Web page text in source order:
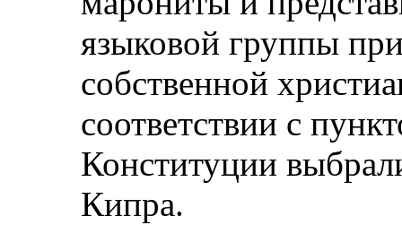
языковой группы
собственной
соответствии с
Конституции
Кипра.